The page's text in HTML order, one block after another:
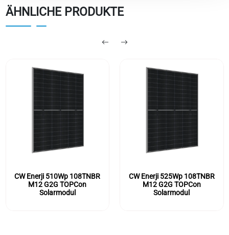
ÄHNLICHE PRODUKTE
CW Enerji 510Wp 108TNBR
M12 G2G TOPCon
Solarmodul
CW Enerji 525Wp 108TNBR
M12 G2G TOPCon
Solarmodul